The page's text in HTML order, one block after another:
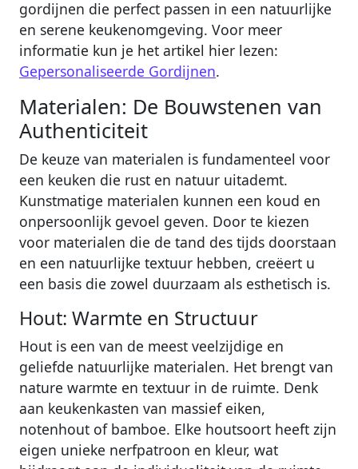
gordijnen die perfect passen in een natuurlijke
en serene keukenomgeving. Voor meer
informatie kun je het artikel hier lezen:
Gepersonaliseerde Gordijnen.
Materialen: De Bouwstenen van
Authenticiteit
De keuze van materialen is fundamenteel voor
een keuken die rust en natuur uitademt.
Kunstmatige materialen kunnen een koud en
onpersoonlijk gevoel geven. Door te kiezen
voor materialen die de tand des tijds doorstaan
en een natuurlijke textuur hebben, creëert u
een basis die zowel duurzaam als esthetisch is.
Hout: Warmte en Structuur
Hout is een van de meest veelzijdige en
geliefde natuurlijke materialen. Het brengt van
nature warmte en textuur in de ruimte. Denk
aan keukenkasten van massief eiken,
notenhout of bamboe. Elke houtsoort heeft zijn
eigen unieke nerfpatroon en kleur, wat